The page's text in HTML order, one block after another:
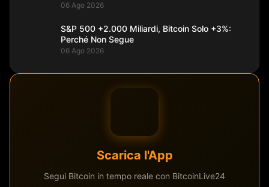
06 Ago 2026
S&P 500 +2.000 Miliardi, Bitcoin Solo +3%:
Perché Non Segue
06 Ago 2026
Scarica l'App
Segui Bitcoin in tempo reale con BitcoinLive24